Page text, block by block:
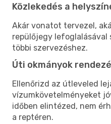
Közlekedés a
Akár vonatot tervezel,
repülőjegy lefoglalásával
többi szervezéshez.
Úti okmányok
Ellenőrizd az útleveled
vízumkövetelményeket
időben elintézed, nem
a reptéren.